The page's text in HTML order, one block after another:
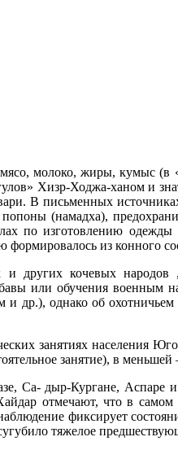
молоко, жиры, кумыс
Хизр-Ходжа-ханом и
В письменных
(намадха),
по изготовлению
формировалось из конного
и других кочевых
или обучения военным
др.), однако об
занятиях населения
занятие), в
Са- дыр-Кургане,
отмечают, что в
фиксирует
тяжелое